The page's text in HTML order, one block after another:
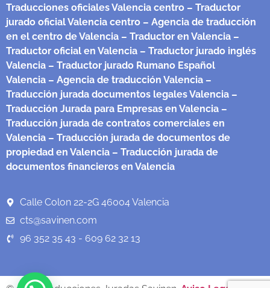
Traducciones oficiales Valencia centro – Traductor
jurado oficial Valencia centro – Agencia de traducción
en el centro de Valencia – Traductor en Valencia –
Traductor oficial en Valencia – Traductor jurado inglés
Valencia – Traductor jurado Rumano Español
Valencia – Agencia de traducción Valencia –
Traducción jurada documentos legales Valencia –
Traducción Jurada para Empresas en Valencia –
Traducción jurada de contratos comerciales en
Valencia – Traducción jurada de documentos de
propiedad en Valencia – Traducción jurada de
documentos financieros en Valencia
Calle Colon 22-2G 46004 Valencia
cts@savinen.com
96 352 35 43 - 609 62 32 13